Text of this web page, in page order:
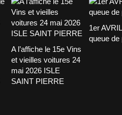
A l’affiche le 15e Vins
et vieilles voitures 24
mai 2026 ISLE
SAINT PIERRE
1er
queue de